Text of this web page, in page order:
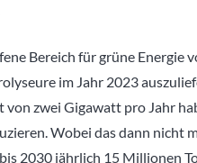
Bereich für grüne Energie
im Jahr 2023
zwei Gigawatt pro Jahr
Wobei das dann nicht
2030 jährlich 15 Millionen